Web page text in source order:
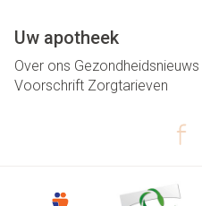
Uw apotheek
Over ons Gezondheidsnieuws
Voorschrift Zorgtarieven